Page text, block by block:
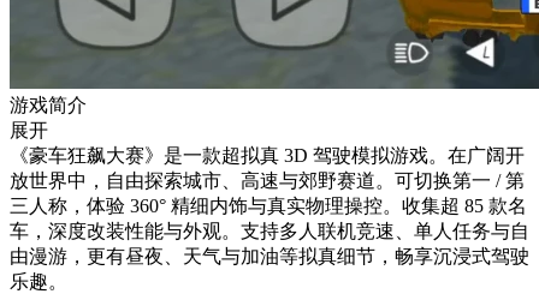
游戏简介
展开
《豪车狂飙大赛》是一款超拟真 3D 驾驶模拟游戏。在广阔开
放世界中，自由探索城市、高速与郊野赛道。可切换第一 / 第
三人称，体验 360° 精细内饰与真实物理操控。收集超 85 款名
车，深度改装性能与外观。支持多人联机竞速、单人任务与自
由漫游，更有昼夜、天气与加油等拟真细节，畅享沉浸式驾驶
乐趣。